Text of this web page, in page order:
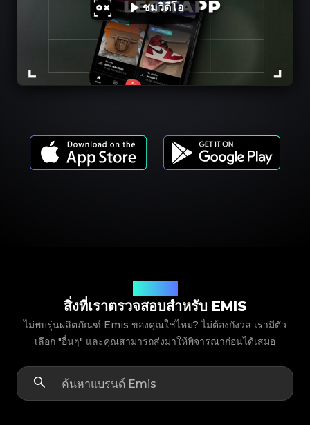
ชมวิดีโอ
สิ่งที่เราตรวจสอบสำหรับ EMIS
ไม่พบรุ่นผลิตภัณฑ์ Emis ของคุณใช่ไหม? ไม่ต้องกังวล เรามีตัว
เลือก "อื่นๆ" และคุณสามารถส่งมาให้พิจารณาก่อนได้เสมอ